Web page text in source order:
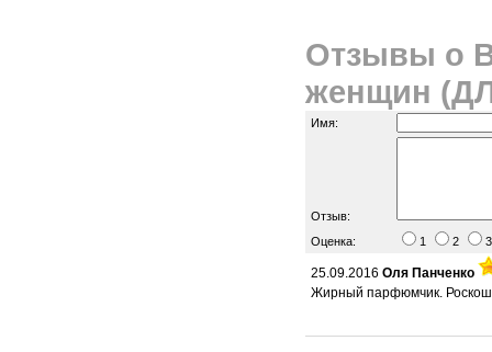
Отзывы о
женщин
Имя:
Отзыв:
Оценка:
1 2
25.09.2016 Оля Панченко
Жирный парфюмчик.